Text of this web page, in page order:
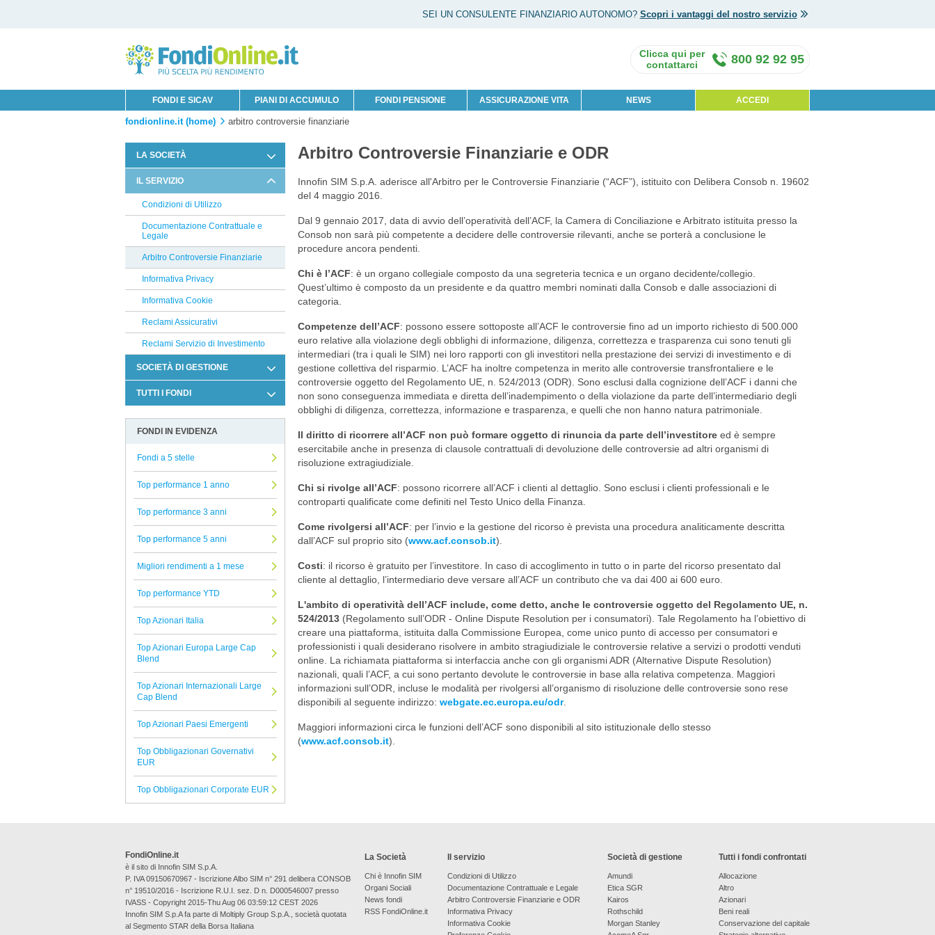
SEI UN CONSULENTE FINANZIARIO AUTONOMO? Scopri i vantaggi del nostro servizio
FONDI E SICAV PIANI DI ACCUMULO FONDI PENSIONE ASSICURAZIONE VITA NEWS ACCEDI
800 92 92 95
fondionline.it (home) arbitro controversie finanziarie
LA SOCIETÀ
Chi è Innofin Sim
Organi Sociali
News Fondi
IL SERVIZIO
Condizioni di Utilizzo
Documentazione Contrattuale e
Legale
Arbitro Controversie Finanziarie
Informativa Privacy
Informativa Cookie
Reclami Assicurativi
Reclami Servizio di Investimento
SOCIETÀ DI GESTIONE
Flossbach von Storch
Degroof Petercam
Natixis
EAST CAPITAL
Invesco
Selectra
Man GLG
Infusive Fund
Safe Capital SICAV
Capital Group
Belgrave
Aberdeen
iM Global Partner AM
EFG
G Fund
TUTTI I FONDI
Allocazione
Azionari
Beni reali
Strategie alternative
Titoli a reddito fisso
Titoli Ibridi
Tutti i fondi confrontati
Arbitro Controversie Finanziarie e ODR
Innofin SIM S.p.A. aderisce all'Arbitro per le Controversie Finanziarie (“ACF”), istituito con Delibera Consob n. 19602
del 4 maggio 2016.
Dal 9 gennaio 2017, data di avvio dell’operatività dell’ACF, la Camera di Conciliazione e Arbitrato istituita presso la
Consob non sarà più competente a decidere delle controversie rilevanti, anche se porterà a conclusione le
procedure ancora pendenti.
Chi è l’ACF: è un organo collegiale composto da una segreteria tecnica e un organo decidente/collegio.
Quest’ultimo è composto da un presidente e da quattro membri nominati dalla Consob e dalle associazioni di
categoria.
Competenze dell’ACF: possono essere sottoposte all’ACF le controversie fino ad un importo richiesto di 500.000
euro relative alla violazione degli obblighi di informazione, diligenza, correttezza e trasparenza cui sono tenuti gli
intermediari (tra i quali le SIM) nei loro rapporti con gli investitori nella prestazione dei servizi di investimento e di
gestione collettiva del risparmio. L’ACF ha inoltre competenza in merito alle controversie transfrontaliere e le
controversie oggetto del Regolamento UE, n. 524/2013 (ODR). Sono esclusi dalla cognizione dell’ACF i danni che
non sono conseguenza immediata e diretta dell’inadempimento o della violazione da parte dell’intermediario degli
obblighi di diligenza, correttezza, informazione e trasparenza, e quelli che non hanno natura patrimoniale.
Il diritto di ricorrere all’ACF non può formare oggetto di rinuncia da parte dell’investitoreed è sempre
esercitabile anche in presenza di clausole contrattuali di devoluzione delle controversie ad altri organismi di
risoluzione extragiudiziale.
Chi si rivolge all’ACF: possono ricorrere all’ACF i clienti al dettaglio. Sono esclusi i clienti professionali e le
controparti qualificate come definiti nel Testo Unico della Finanza.
Come rivolgersi all’ACF: per l’invio e la gestione del ricorso è prevista una procedura analiticamente descritta
dall’ACF sul proprio sito (www.acf.consob.it).
Costi: il ricorso è gratuito per l’investitore. In caso di accoglimento in tutto o in parte del ricorso presentato dal
cliente al dettaglio, l’intermediario deve versare all’ACF un contributo che va dai 400 ai 600 euro.
L'ambito di operatività dell’ACF include, come detto, anche le controversie oggetto del Regolamento UE, n.
524/2013(Regolamento sull’ODR - Online Dispute Resolution per i consumatori). Tale Regolamento ha l’obiettivo di
creare una piattaforma, istituita dalla Commissione Europea, come unico punto di accesso per consumatori e
professionisti i quali desiderano risolvere in ambito stragiudiziale le controversie relative a servizi o prodotti venduti
online. La richiamata piattaforma si interfaccia anche con gli organismi ADR (Alternative Dispute Resolution)
nazionali, quali l’ACF, a cui sono pertanto devolute le controversie in base alla relativa competenza. Maggiori
informazioni sull’ODR, incluse le modalità per rivolgersi all’organismo di risoluzione delle controversie sono rese
disponibili al seguente indirizzo: webgate.ec.europa.eu/odr.
Maggiori informazioni circa le funzioni dell’ACF sono disponibili al sito istituzionale dello stesso
(www.acf.consob.it).
FONDI IN EVIDENZA
Fondi a 5 stelle
Top performance 1 anno
Top performance 3 anni
Top performance 5 anni
Migliori rendimenti a 1 mese
Top performance YTD
Top Azionari Italia
Top Azionari Europa Large Cap
Blend
Top Azionari Internazionali Large
Cap Blend
Top Azionari Paesi Emergenti
Top Obbligazionari Governativi
EUR
Top Obbligazionari Corporate EUR
La Società
Chi è Innofin SIM
Organi Sociali
News fondi
RSS FondiOnline.it
Il servizio
Condizioni di Utilizzo
Documentazione Contrattuale e Legale
Arbitro Controversie Finanziarie e ODR
Informativa Privacy
Informativa Cookie
Società di gestione
Amundi
Etica SGR
Kairos
Rothschild
Morgan Stanley
Tutti i fondi confrontati
Allocazione
Altro
Azionari
Beni reali
Conservazione del capitale
FondiOnline.it
è il sito di Innofin SIM S.p.A.
P. IVA 09150670967 - Iscrizione Albo SIM n° 291 delibera CONSOB
n° 19510/2016 - Iscrizione R.U.I. sez. D n. D000546007 presso
IVASS - Copyright 2015-Thu Aug 06 03:59:12 CEST 2026
Innofin SIM S.p.A fa parte di Moltiply Group S.p.A., società quotata
al Segmento STAR della Borsa Italiana